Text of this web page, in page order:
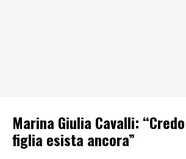
Marina Giulia Cavalli:
figlia esista ancora”